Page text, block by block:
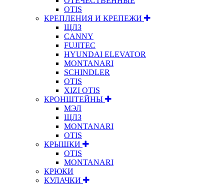
OTIS
КРЕПЛЕНИЯ И КРЕПЕЖИ
ЩЛЗ
CANNY
FUJITEC
HYUNDAI ELEVATOR
MONTANARI
SCHINDLER
OTIS
XIZI OTIS
КРОНШТЕЙНЫ
МЭЛ
ЩЛЗ
MONTANARI
OTIS
КРЫШКИ
OTIS
MONTANARI
КРЮКИ
КУЛАЧКИ